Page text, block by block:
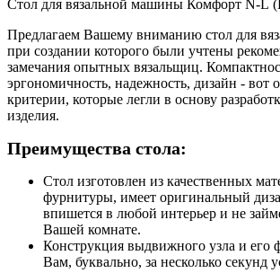
Стол для вязальной машины Комфорт N-L
Предлагаем Вашему вниманию стол для
при создании которого были учтены
замечания опытных вязальщиц.
эргономичность, надежность, дизайн - вот
критерии, которые легли в основу
изделия.
Преимущества стола:
Стол изготовлен из качественных
фурнитуры, имеет оригинальный
впишется в любой интерьер и не
Вашей комнате.
Конструкция выдвижного узла и его
Вам, буквально, за несколько секунд